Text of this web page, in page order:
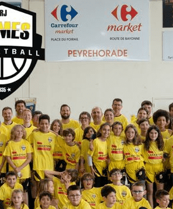
Exporter les lignes sélectionnées
Exporter toutes les colonnes
Exporter uniquement les colonnes affichées
Menu
<
>
Résultats du Week-End
Programme du Week-End
Évènements
Documents Utiles
Galeries photo
?>
Images de la page d'accueil